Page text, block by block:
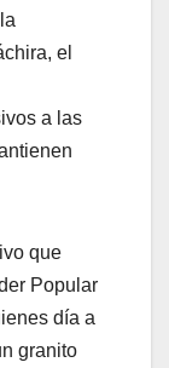
el
a las
que
Popular
día a
granito